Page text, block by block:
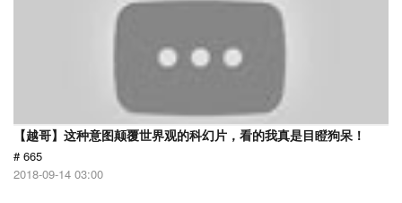
【越哥】这种意图颠覆世界观的科幻片，看的我真是目瞪狗呆！
# 665
2018-09-14 03:00